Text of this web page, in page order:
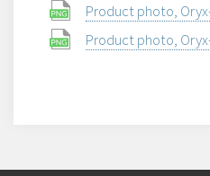
Product photo,
Product photo,